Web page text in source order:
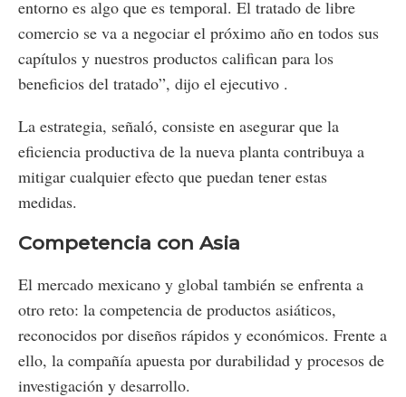
entorno es algo que es temporal. El tratado de libre
comercio se va a negociar el próximo año en todos sus
capítulos y nuestros productos califican para los
beneficios del tratado”, dijo el ejecutivo .
La estrategia, señaló, consiste en asegurar que la
eficiencia productiva de la nueva planta contribuya a
mitigar cualquier efecto que puedan tener estas
medidas.
Competencia con Asia
El mercado mexicano y global también se enfrenta a
otro reto: la competencia de productos asiáticos,
reconocidos por diseños rápidos y económicos. Frente a
ello, la compañía apuesta por durabilidad y procesos de
investigación y desarrollo.